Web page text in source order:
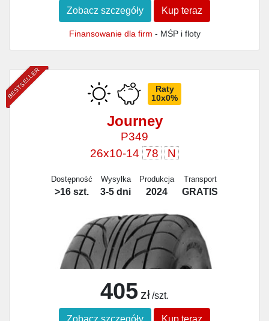
Zobacz szczegóły Kup teraz
Finansowanie dla firm - MŚP i floty
BESTSELLER
Raty
10x0%
Journey
P349
26x10-14 78 N
Dostępność
>16 szt.
Wysyłka
3-5 dni
Produkcja
2024
Transport
GRATIS
405 zł /szt.